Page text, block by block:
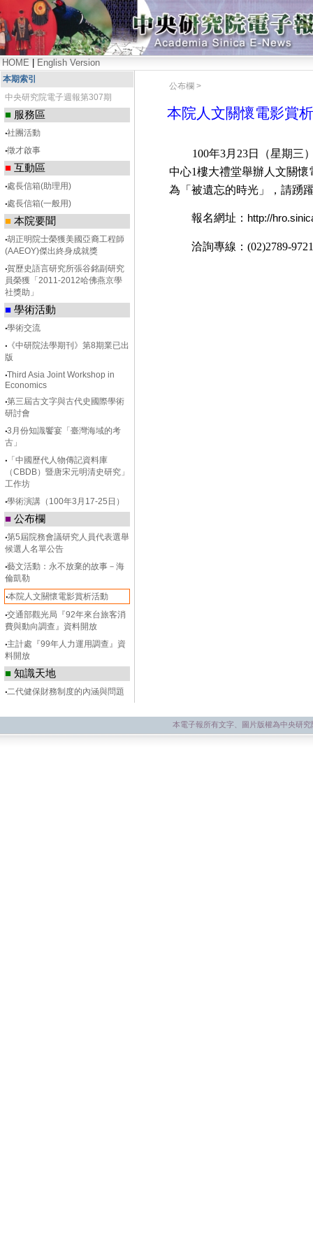
HOME English Version
本期索引
中央研究院電子週報第307期
■ 服務區
‧社團活動
‧徵才啟事
■ 互動區
‧處長信箱(助理用)
‧處長信箱(一般用)
■ 本院要聞
‧胡正明院士榮獲美國亞裔工程師
(AAEOY)傑出終身成就獎
‧賀歷史語言研究所張谷銘副研究
員榮獲「2011-2012哈佛燕京學
社獎助」
■ 學術活動
‧學術交流
‧ 《中研院法學期刊》第8期業已出
版
‧Third Asia Joint Workshop in
Economics
‧第三屆古文字與古代史國際學術
研討會
‧3月份知識饗宴「臺灣海域的考
古」
‧ 「中國歷代人物傳記資料庫
（CBDB）暨唐宋元明清史研究」
工作坊
‧學術演講（100年3月17-25日）
■ 公布欄
‧第5屆院務會議研究人員代表選舉
候選人名單公告
‧藝文活動：永不放棄的故事－海
倫凱勒
‧本院人文關懷電影賞析活動
‧交通部觀光局『92年來台旅客消
費與動向調查』資料開放
‧主計處『99年人力運用調查』資
料開放
■ 知識天地
‧二代健保財務制度的內涵與問題
公布欄 >
本院人文關懷電影賞
100年3月23日（星期三
中心1樓大禮堂舉辦人文關
為「被遺忘的時光」，請踴
報名網址： http://
洽詢專線：(02)2789-9721
本電子報所有文字、圖片版權為中央研